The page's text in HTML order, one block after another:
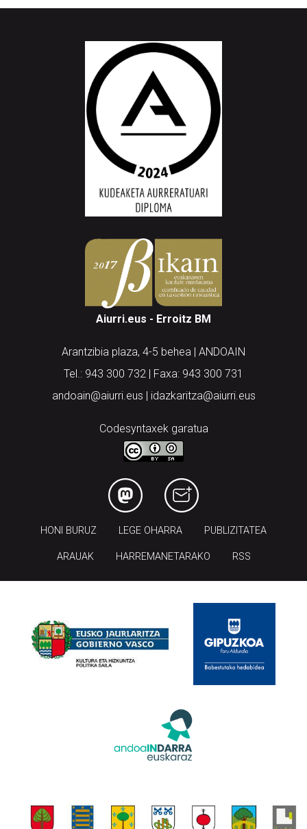
Aiurri.eus - Erroitz BM
Arantzibia plaza, 4-5 behea | ANDOAIN
Tel.: 943 300 732 | Faxa: 943 300 731
andoain@aiurri.eus | idazkaritza@aiurri.eus
Codesyntaxek garatua
HONI BURUZ LEGE OHARRA PUBLIZITATEA
ARAUAK HARREMANETARAKO RSS